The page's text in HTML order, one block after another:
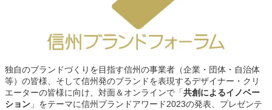
独自のブランドづくりを目指す信州の事業者（企業・団体・自治体
等）の皆様、そして信州発のブランドを表現するデザイナー・クリ
エーターの皆様に向け、対面＆オンラインで「共創によるイノベー
ション 」をテーマに信州ブランドアワード2023の発表、プレゼンテ